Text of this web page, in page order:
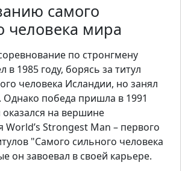
самого
человека мира
по стронгмену
в 1985 году, борясь за титул
человека Исландии, но занял
Однако победа пришла в 1991
оказался на вершине
World’s Strongest Man – первого
"Самого сильного человека
он завоевал в своей карьере.